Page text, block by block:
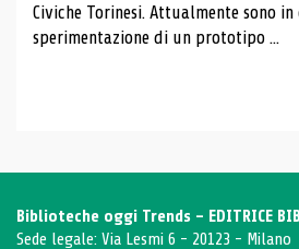
Civiche Torinesi. Attualmente sono
sperimentazione di un prototipo ...
Biblioteche oggi Trends - EDITRICE
Sede legale: Via Lesmi 6 - 20123 - Milano